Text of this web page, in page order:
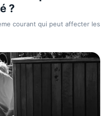
?
courant qui peut affecter les